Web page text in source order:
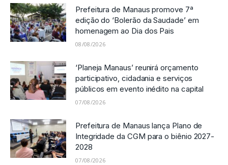
Prefeitura de Manaus promove 7ª
edição do ‘Bolerão da Saudade’ em
homenagem ao Dia dos Pais
08/08/2026
‘Planeja Manaus’ reunirá orçamento
participativo, cidadania e serviços
públicos em evento inédito na capital
07/08/2026
Prefeitura de Manaus lança Plano de
Integridade da CGM para o biênio 2027-
2028
07/08/2026